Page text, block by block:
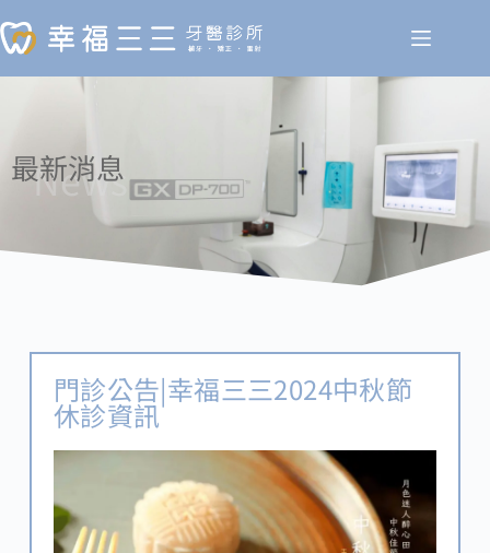
最新消息
News
門診公告|幸福三三2024中秋節
休診資訊